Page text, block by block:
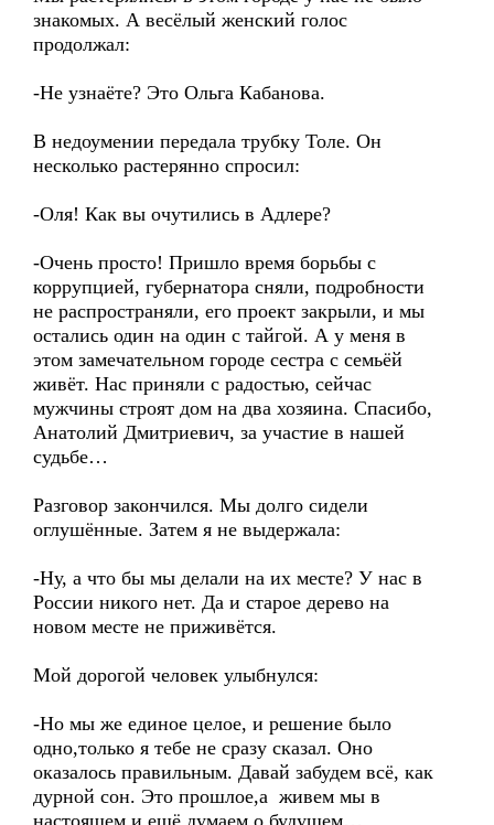
знакомых. А весёлый женский голос
продолжал:
-Не узнаёте? Это Ольга Кабанова.
В недоумении передала трубку Толе. Он
несколько растерянно спросил:
-Оля! Как вы очутились в Адлере?
-Очень просто! Пришло время борьбы с
коррупцией, губернатора сняли, подробности
не распространяли, его проект закрыли, и мы
остались один на один с тайгой. А у меня в
этом замечательном городе сестра с семьёй
живёт. Нас приняли с радостью, сейчас
мужчины строят дом на два хозяина. Спасибо,
Анатолий Дмитриевич, за участие в нашей
судьбе…
Разговор закончился. Мы долго сидели
оглушённые. Затем я не выдержала:
-Ну, а что бы мы делали на их месте? У нас в
России никого нет. Да и старое дерево на
новом месте не приживётся.
Мой дорогой человек улыбнулся:
-Но мы же единое целое, и решение было
одно,только я тебе не сразу сказал. Оно
оказалось правильным. Давай забудем всё, как
дурной сон. Это прошлое,а живем мы в
настоящем и ещё думаем о будущем…